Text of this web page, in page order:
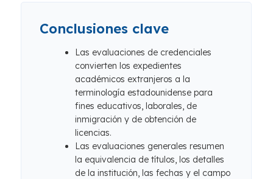
Conclusiones clave
Las evaluaciones de credenciales
convierten los expedientes
académicos extranjeros a la
terminología estadounidense para
fines educativos, laborales, de
inmigración y de obtención de
licencias.
Las evaluaciones generales resumen
la equivalencia de títulos, los detalles
de la institución, las fechas y el campo